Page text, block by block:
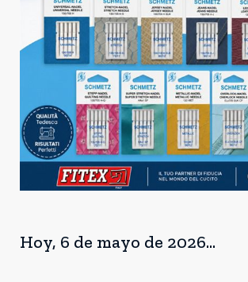
Hoy, 6 de mayo de 2026...